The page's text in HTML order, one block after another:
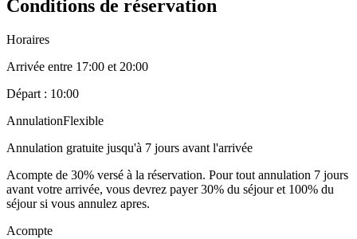
Conditions de réservation
Horaires
Arrivée entre 17:00 et 20:00
Départ : 10:00
AnnulationFlexible
Annulation gratuite jusqu'à 7 jours avant l'arrivée
Acompte de 30% versé à la réservation. Pour tout annulation 7 jours
avant votre arrivée, vous devrez payer 30% du séjour et 100% du
séjour si vous annulez apres.
Acompte